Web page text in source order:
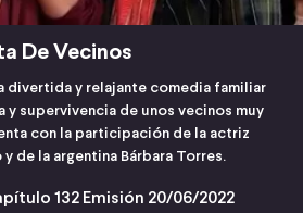
De Vecinos
divertida y relajante comedia familiar
y supervivencia de unos vecinos muy
con la participación de la actriz
de la argentina Bárbara Torres.
132 Emisión 20/06/2022